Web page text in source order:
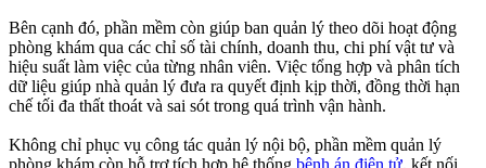
Bên cạnh đó, phần mềm còn giúp ban quản lý theo dõi hoạt động
phòng khám qua các chỉ số tài chính, doanh thu, chi phí vật tư và
hiệu suất làm việc của từng nhân viên. Việc tổng hợp và phân tích
dữ liệu giúp nhà quản lý đưa ra quyết định kịp thời, đồng thời hạn
chế tối đa thất thoát và sai sót trong quá trình vận hành.
Không chỉ phục vụ công tác quản lý nội bộ, phần mềm quản lý